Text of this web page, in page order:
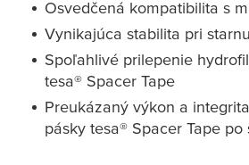
Osvedčená kompatibilita s
Vynikajúca stabilita pri
Spoľahlivé prilepenie
tesa® Spacer Tape
Preukázaný výkon a
pásky tesa® Spacer Tape po